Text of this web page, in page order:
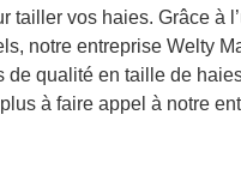
tailler vos haies. Grâce à
notre entreprise Welty
de qualité en taille de
à faire appel à notre